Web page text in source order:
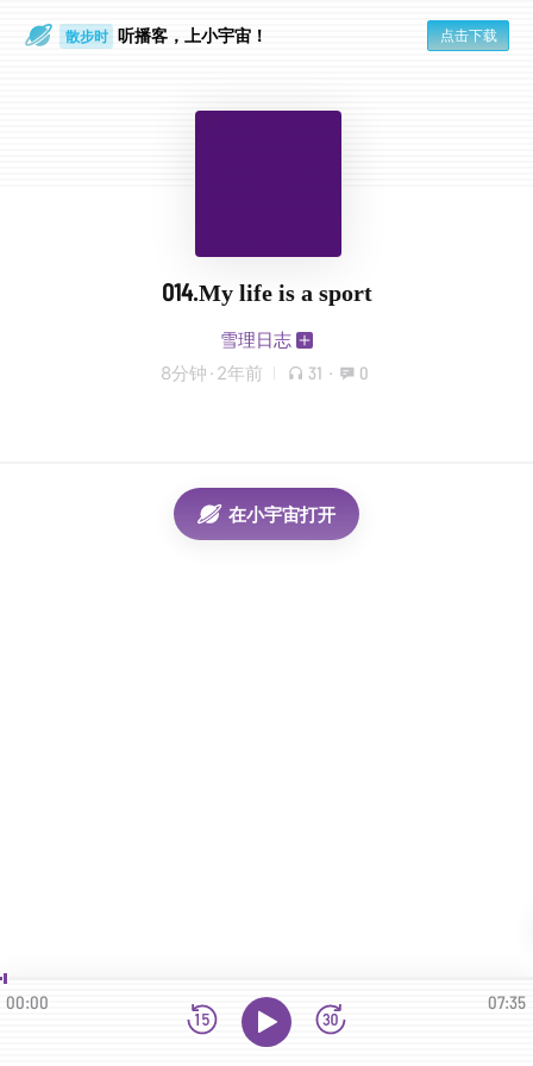
散步时 听播客，上小宇宙！ 点击下载
014.My life is a sport
雪理日志
8分钟 · 2年前 31 · 0
在小宇宙打开
00:00 07:35